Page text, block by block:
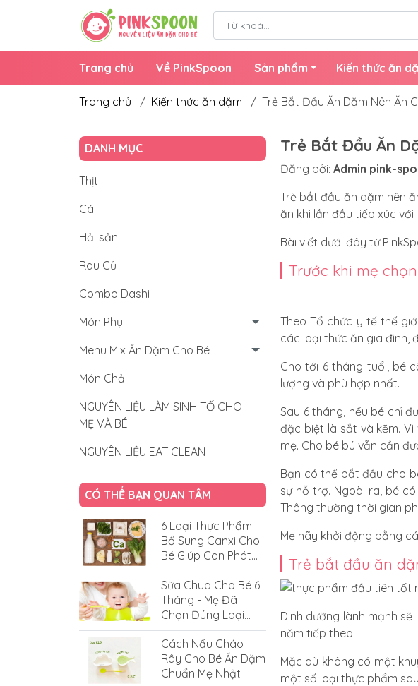
Trang chủ Về PinkSpoon Sản phẩm Kiến thức ăn
Trang chủ / Kiến thức ăn dặm / Trẻ Bắt Đầu Ăn Dặm Nên Ăn
Trẻ Bắt Đầu Ăn
Đăng bởi: Admin pink-
Trẻ bắt đầu ăn dặm nên
ăn khi lần đầu tiếp xúc
Bài viết dưới đây từ
Trước khi mẹ
Theo Tổ chức y tế thế
các loại thức ăn gia đình,
Cho tới 6 tháng tuổi, bé
lượng và phù hợp nhất.
Sau 6 tháng, nếu bé chỉ
đặc biệt là sắt và kẽm.
mẹ. Cho bé bú vẫn cần
Bạn có thể bắt đầu cho
sự hỗ trợ. Ngoài ra, bé
Thông thường thời gian
Mẹ hãy khởi động bằng
Trẻ bắt đầu ăn
Dinh dưỡng lành mạnh
năm tiếp theo.
Mặc dù không có một
một số loại thực phẩm
DANH MỤC
Thịt
Cá
Hải sản
Rau Củ
Combo Dashi
Món Phụ
Menu Mix Ăn Dặm Cho Bé
Món Chả
NGUYÊN LIỆU LÀM SINH TỐ CHO
MẸ VÀ BÉ
NGUYÊN LIỆU EAT CLEAN
CÓ THỂ BẠN QUAN TÂM
6 Loại Thực Phẩm
Bổ Sung Canxi Cho
Bé Giúp Con Phát
Triển Vượt Trội
Sữa Chua Cho Bé 6
Tháng - Mẹ Đã
Chọn Đúng Loại
Cho Bé Chưa?
Cách Nấu Cháo
Rây Cho Bé Ăn Dặm
Chuẩn Mẹ Nhật